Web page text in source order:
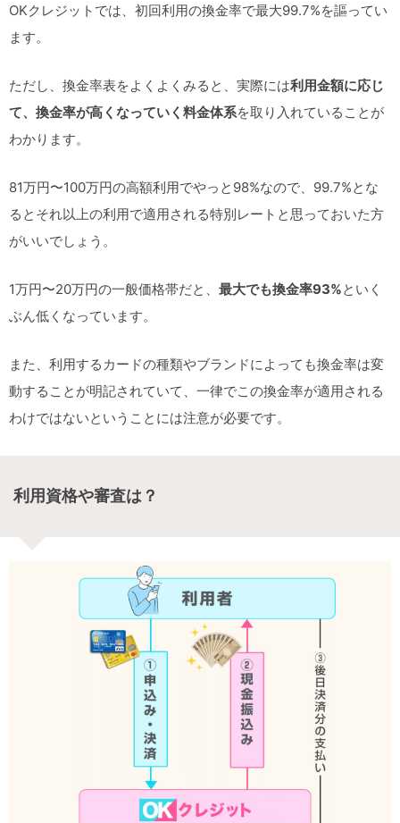
OKクレジットでは、初回利用の換金率で最大99.7%を謳ってい
ます。
ただし、換金率表をよくよくみると、実際には利用金額に応じ
て、換金率が高くなっていく料金体系を取り入れていることが
わかります。
81万円〜100万円の高額利用でやっと98%なので、99.7%とな
るとそれ以上の利用で適用される特別レートと思っておいた方
がいいでしょう。
1万円〜20万円の一般価格帯だと、 最大でも換金率93%といく
ぶん低くなっています。
また、利用するカードの種類やブランドによっても換金率は変
動することが明記されていて、一律でこの換金率が適用される
わけではないということには注意が必要です。
利用資格や審査は？